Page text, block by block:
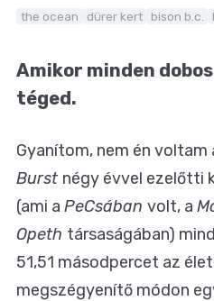
KULT
MÁSVILÁG
BLOG
the ocean dürer kert bison b.c.
Amikor minden
téged.
Gyanítom, nem én voltam
Burst négy évvel ezelőtti
(ami a PeCsában volt, a
Opeth társaságában)
51,51 másodpercet az
megszégyenítő módon